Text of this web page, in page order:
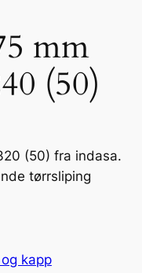
mm
(50)
(50) fra indasa.
tørrsliping
kapp